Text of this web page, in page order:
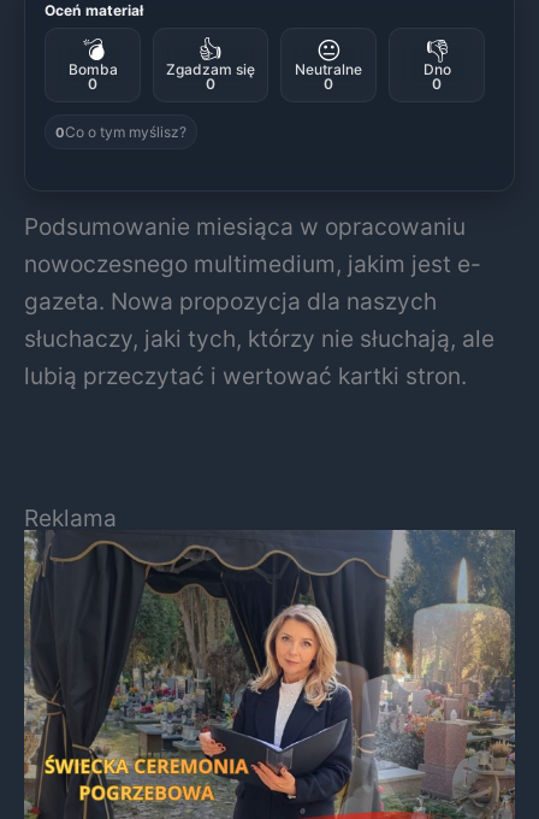
Oceń materiał
💣
Bomba
0
👍
Zgadzam się
0
😐
Neutralne
0
👎
Dno
0
0Co o tym myślisz?
Podsumowanie miesiąca w opracowaniu
nowoczesnego multimedium, jakim jest e-
gazeta. Nowa propozycja dla naszych
słuchaczy, jaki tych, którzy nie słuchają, ale
lubią przeczytać i wertować kartki stron.
Reklama